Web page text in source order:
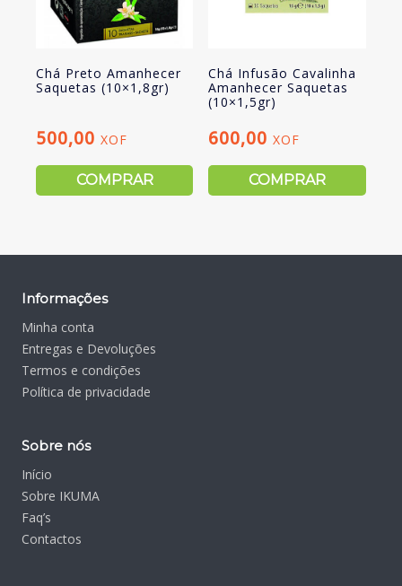
Chá Preto Amanhecer
Saquetas (10×1,8gr)
500,00 XOF
COMPRAR
Chá Infusão Cavalinha
Amanhecer Saquetas
(10×1,5gr)
600,00XOF
COMPRAR
Informações
Minha conta
Entregas e Devoluções
Termos e condições
Política de privacidade
Sobre nós
Início
Sobre IKUMA
Faq’s
Contactos